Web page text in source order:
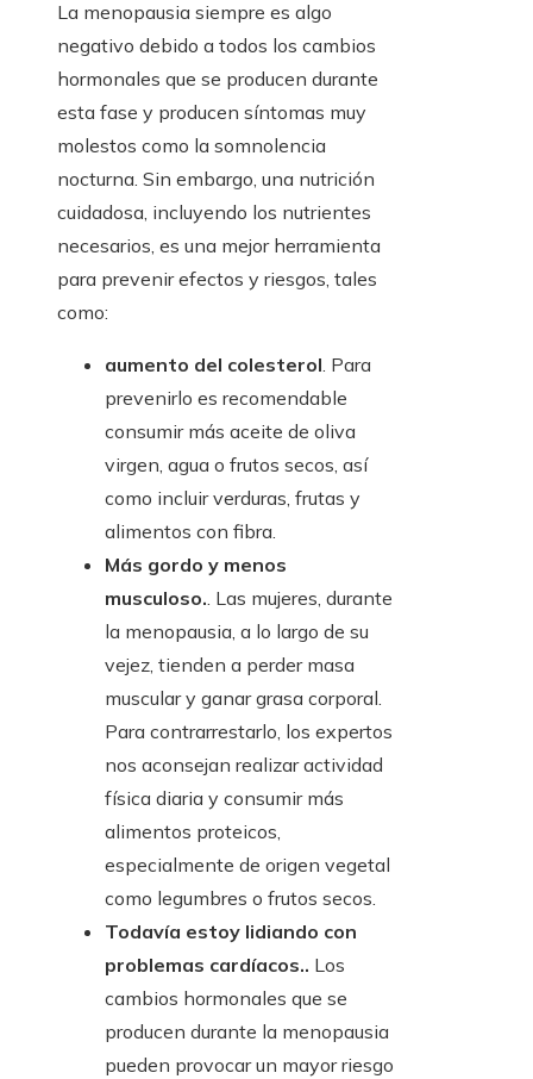
La menopausia siempre es algo
negativo debido a todos los cambios
hormonales que se producen durante
esta fase y producen síntomas muy
molestos como la somnolencia
nocturna. Sin embargo, una nutrición
cuidadosa, incluyendo los nutrientes
necesarios, es una mejor herramienta
para prevenir efectos y riesgos, tales
como:
aumento del colesterol. Para
prevenirlo es recomendable
consumir más aceite de oliva
virgen, agua o frutos secos, así
como incluir verduras, frutas y
alimentos con fibra.
Más gordo y menos
musculoso.. Las mujeres, durante
la menopausia, a lo largo de su
vejez, tienden a perder masa
muscular y ganar grasa corporal.
Para contrarrestarlo, los expertos
nos aconsejan realizar actividad
física diaria y consumir más
alimentos proteicos,
especialmente de origen vegetal
como legumbres o frutos secos.
Todavía estoy lidiando con
problemas cardíacos.. Los
cambios hormonales que se
producen durante la menopausia
pueden provocar un mayor riesgo